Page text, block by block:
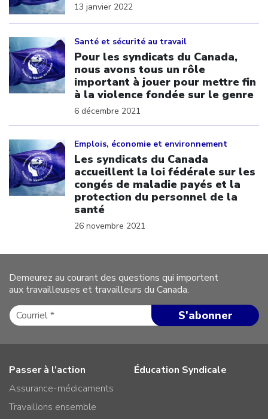
13 janvier 2022
Santé et sécurité au travail
Pour les syndicats du Canada,
nous avons tous un rôle
important à jouer pour mettre fin
à la violence fondée sur le genre
6 décembre 2021
Emplois, économie et environnement
Les syndicats du Canada
accueillent la loi fédérale sur les
congés de maladie payés et la
protection du personnel de la
santé
26 novembre 2021
Demeurez au courant des questions qui importent
aux travailleuses et travailleurs du Canada.
Passer à l’action
Assurance-médicaments
Travaillons ensemble
Éducation Syndicale